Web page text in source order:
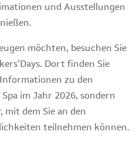
und Ausstellungen
möchten, besuchen Sie
Dort finden Sie
zu den
im Jahr 2026, sondern
mit dem Sie an den
teilnehmen können.